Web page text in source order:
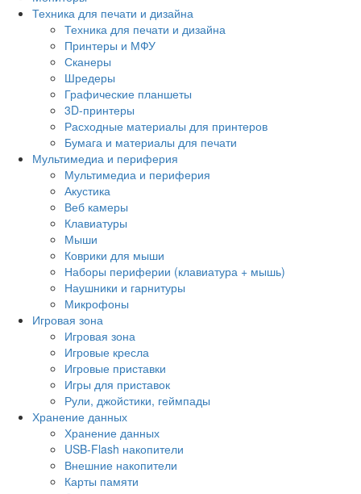
Техника для печати и дизайна
Техника для печати и дизайна
Принтеры и МФУ
Сканеры
Шредеры
Графические планшеты
3D-принтеры
Расходные материалы для принтеров
Бумага и материалы для печати
Мультимедиа и периферия
Мультимедиа и периферия
Акустика
Веб камеры
Клавиатуры
Мыши
Коврики для мыши
Наборы периферии (клавиатура + мышь)
Наушники и гарнитуры
Микрофоны
Игровая зона
Игровая зона
Игровые кресла
Игровые приставки
Игры для приставок
Рули, джойстики, геймпады
Хранение данных
Хранение данных
USB-Flash накопители
Внешние накопители
Карты памяти